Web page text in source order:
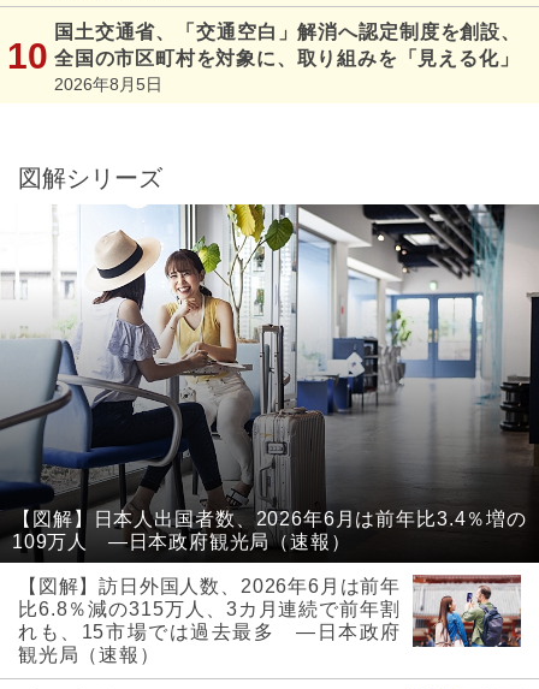
国土交通省、「交通空白」解消へ認定制度を創設、
全国の市区町村を対象に、取り組みを「見える化」
2026年8月5日
図解シリーズ
【図解】日本人出国者数、2026年6月は前年比3.4％増の
109万人 ―日本政府観光局（速報）
【図解】訪日外国人数、2026年6月は前年
比6.8％減の315万人、3カ月連続で前年割
れも、15市場では過去最多 ―日本政府
観光局（速報）